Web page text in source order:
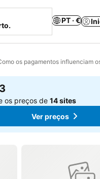
PT · €
os pagamentos influenciam
os preços de14 sites
Ver preços